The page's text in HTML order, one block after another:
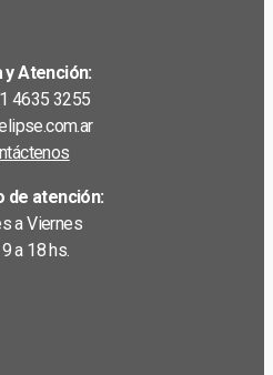
y Atención:
4635 3255
de atención:
a Viernes
a 18 hs.